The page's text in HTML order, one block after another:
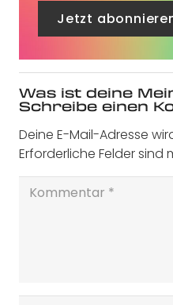
Jetzt
Was ist deine
Schreibe einen
Deine E-Mail-Adresse
Erforderliche Felder sind